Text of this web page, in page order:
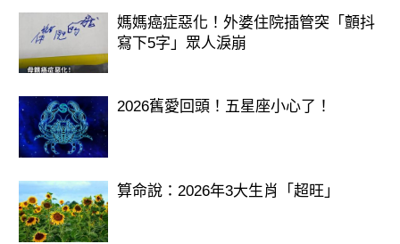
媽媽癌症惡化！外婆住院插管突「顫抖
寫下5字」眾人淚崩
2026舊愛回頭！五星座小心了！
算命說：2026年3大生肖「超旺」